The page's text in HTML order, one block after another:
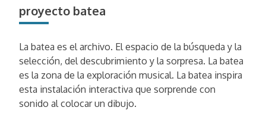
proyecto batea
La batea es el archivo. El espacio de la búsqueda y la
selección, del descubrimiento y la sorpresa. La batea
es la zona de la exploración musical. La batea inspira
esta instalación interactiva que sorprende con
sonido al colocar un dibujo.